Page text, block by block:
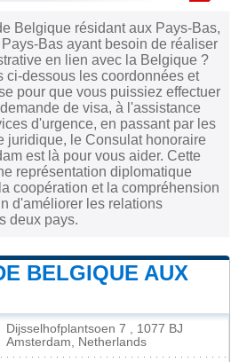
Belgique résidant aux Pays-Bas,
Bas ayant besoin de réaliser
en lien avec la Belgique ?
ci-dessous les coordonnées et
pour que vous puissiez effectuer
de visa, à l'assistance
d'urgence, en passant par les
juridique, le Consulat honoraire
est là pour vous aider. Cette
représentation diplomatique
coopération et la compréhension
d'améliorer les relations
deux pays.
BELGIQUE AUX
Dijsselhofplantsoen 7 , 1077 BJ
Amsterdam, Netherlands